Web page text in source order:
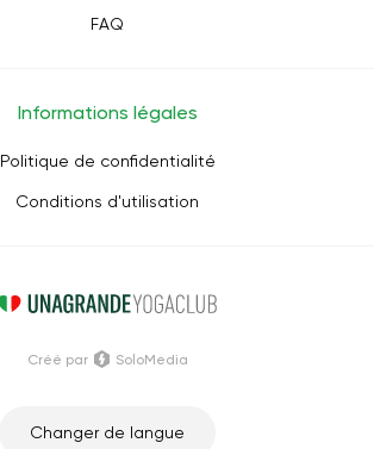
FAQ
Informations légales
Politique de confidentialité
Conditions d'utilisation
Changer de langue
Créé par SoloMedia